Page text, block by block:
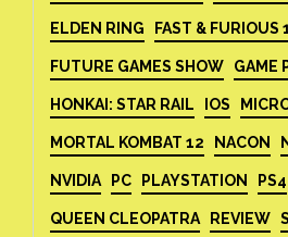
ELDEN RING FAST & FURIOUS
FUTURE GAMES SHOW GAME
HONKAI: STAR RAIL IOS
MORTAL KOMBAT 12 NACON
NVIDIA PC PLAYSTATION PS4
QUEEN CLEOPATRA REVIEW